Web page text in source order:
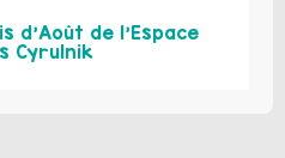
d’Août de l’Espace
Cyrulnik